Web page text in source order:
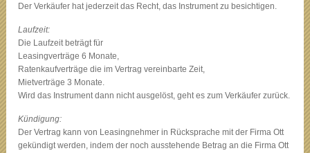
Der Verkäufer hat jederzeit das Recht, das Instrument zu besichtigen.
Laufzeit:
Die Laufzeit beträgt für
Leasingverträge 6 Monate,
Ratenkaufverträge die im Vertrag vereinbarte Zeit,
Mietverträge 3 Monate.
Wird das Instrument dann nicht ausgelöst, geht es zum Verkäufer zurück.
Kündigung:
Der Vertrag kann von Leasingnehmer in Rücksprache mit der Firma Ott
gekündigt werden, indem der noch ausstehende Betrag an die Firma Ott